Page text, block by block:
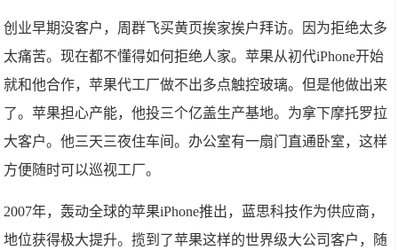
创业早期没客户，周群飞买黄页挨家挨户拜访。因为拒绝太多
太痛苦。现在都不懂得如何拒绝人家。苹果从初代iPhone开始
就和他合作，苹果代工厂做不出多点触控玻璃。但是他做出来
了。苹果担心产能，他投三个亿盖生产基地。为拿下摩托罗拉
大客户。他三天三夜住车间。办公室有一扇门直通卧室，这样
方便随时可以巡视工厂。
2007年，轰动全球的苹果iPhone推出，蓝思科技作为供应商，
地位获得极大提升。揽到了苹果这样的世界级大公司客户，随